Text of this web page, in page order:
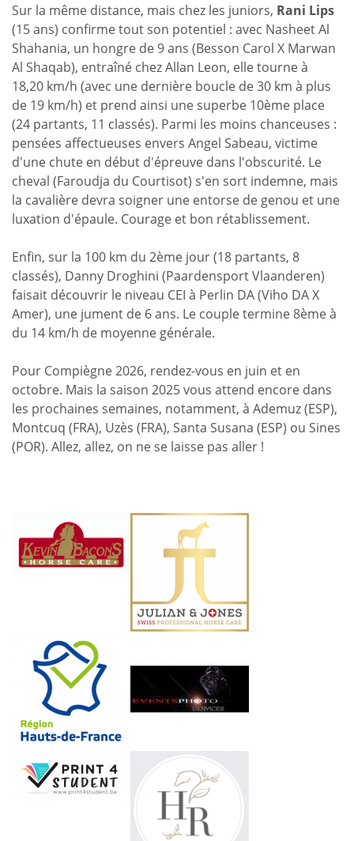
Sur la même distance, mais chez les juniors, Rani Lips
(15 ans) confirme tout son potentiel : avec Nasheet Al
Shahania, un hongre de 9 ans (Besson Carol X Marwan
Al Shaqab), entraîné chez Allan Leon, elle tourne à
18,20 km/h (avec une dernière boucle de 30 km à plus
de 19 km/h) et prend ainsi une superbe 10ème place
(24 partants, 11 classés). Parmi les moins chanceuses :
pensées affectueuses envers Angel Sabeau, victime
d'une chute en début d'épreuve dans l'obscurité. Le
cheval (Faroudja du Courtisot) s'en sort indemne, mais
la cavalière devra soigner une entorse de genou et une
luxation d'épaule. Courage et bon rétablissement.
Enfin, sur la 100 km du 2ème jour (18 partants, 8
classés), Danny Droghini (Paardensport Vlaanderen)
faisait découvrir le niveau CEI à Perlin DA (Viho DA X
Amer), une jument de 6 ans. Le couple termine 8ème à
du 14 km/h de moyenne générale.
Pour Compiègne 2026, rendez-vous en juin et en
octobre. Mais la saison 2025 vous attend encore dans
les prochaines semaines, notamment, à Ademuz (ESP),
Montcuq (FRA), Uzès (FRA), Santa Susana (ESP) ou Sines
(POR). Allez, allez, on ne se laisse pas aller !